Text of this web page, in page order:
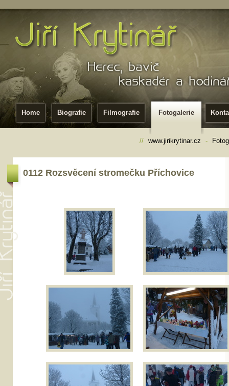
Home Biografie Filmografie Fotogalerie
// www.jirikrytinar.cz -
0112 Rozsvěcení stromečku Příchovice